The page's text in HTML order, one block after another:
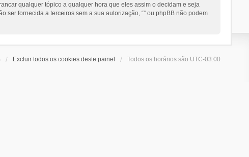
qualquer tópico a qualquer hora que eles assim o decidam e seja
fornecida a terceiros sem a sua autorização, “” ou phpBB não podem
Excluir todos os cookies deste painel Todos os horários são UTC-03:00